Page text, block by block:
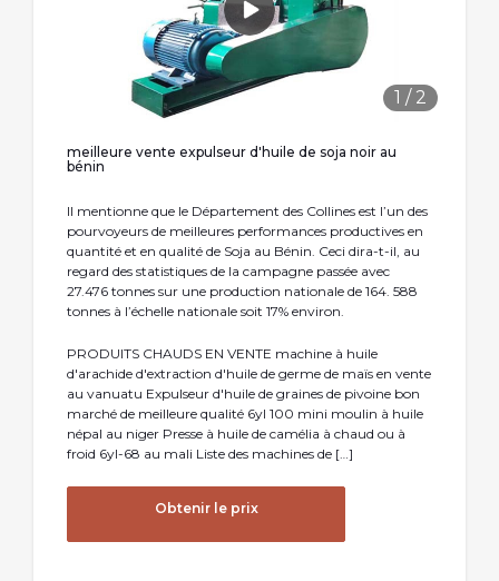
1 / 2
meilleure vente expulseur d'huile de soja noir au
bénin
Il mentionne que le Département des Collines est l’un des
pourvoyeurs de meilleures performances productives en
quantité et en qualité de Soja au Bénin. Ceci dira-t-il, au
regard des statistiques de la campagne passée avec
27.476 tonnes sur une production nationale de 164. 588
tonnes à l’échelle nationale soit 17% environ.
PRODUITS CHAUDS EN VENTE machine à huile
d'arachide d'extraction d'huile de germe de maïs en vente
au vanuatu Expulseur d'huile de graines de pivoine bon
marché de meilleure qualité 6yl 100 mini moulin à huile
népal au niger Presse à huile de camélia à chaud ou à
froid 6yl-68 au mali Liste des machines de […]
Obtenir le prix